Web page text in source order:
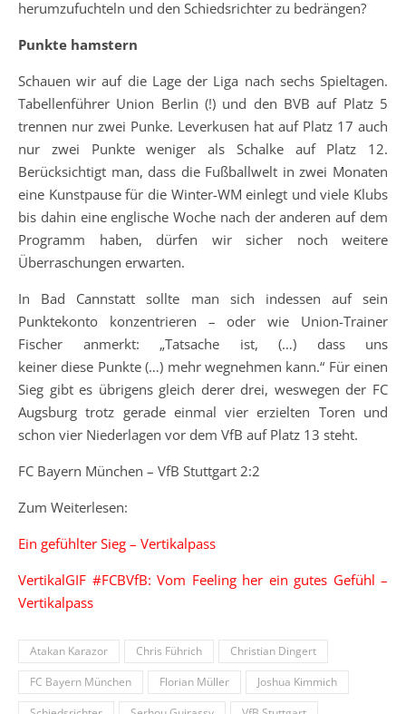
herumzufuchteln und den Schiedsrichter zu bedrängen?
Punkte hamstern
Schauen wir auf die Lage der Liga nach sechs Spieltagen.
Tabellenführer Union Berlin (!) und den BVB auf Platz 5
trennen nur zwei Punke. Leverkusen hat auf Platz 17 auch
nur zwei Punkte weniger als Schalke auf Platz 12.
Berücksichtigt man, dass die Fußballwelt in zwei Monaten
eine Kunstpause für die Winter-WM einlegt und viele Klubs
bis dahin eine englische Woche nach der anderen auf dem
Programm haben, dürfen wir sicher noch weitere
Überraschungen erwarten.
In Bad Cannstatt sollte man sich indessen auf sein
Punktekonto konzentrieren – oder wie Union-Trainer
Fischer anmerkt: „Tatsache ist, (…) dass uns
keiner diese Punkte (…) mehr wegnehmen kann.“ Für einen
Sieg gibt es übrigens gleich derer drei, weswegen der FC
Augsburg trotz gerade einmal vier erzielten Toren und
schon vier Niederlagen vor dem VfB auf Platz 13 steht.
FC Bayern München – VfB Stuttgart 2:2
Zum Weiterlesen:
Ein gefühlter Sieg – Vertikalpass
VertikalGIF #FCBVfB: Vom Feeling her ein gutes Gefühl –
Vertikalpass
Atakan Karazor Chris Führich
Christian Dingert
FC Bayern München
Florian Müller
Joshua Kimmich